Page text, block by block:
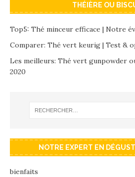
THÉIÈRE OU
Top5: Thé minceur efficace | Notre
Comparer: Thé vert keurig | Test &
Les meilleurs: Thé vert gunpowder
2020
NOTRE EXPERT EN
bienfaits